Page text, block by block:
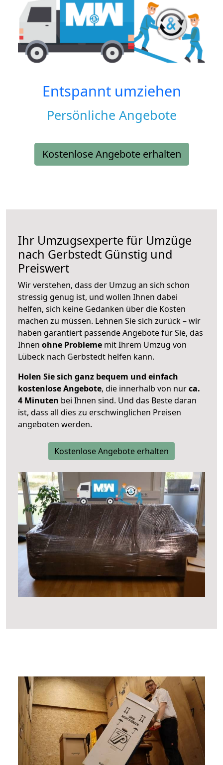
Entspannt umziehen
Persönliche Angebote
Kostenlose Angebote erhalten
Ihr Umzugsexperte für Umzüge
nach Gerbstedt Günstig und
Preiswert
Wir verstehen, dass der Umzug an sich schon
stressig genug ist, und wollen Ihnen dabei
helfen, sich keine Gedanken über die Kosten
machen zu müssen. Lehnen Sie sich zurück – wir
haben garantiert passende Angebote für Sie, das
Ihnen ohne Probleme mit Ihrem Umzug von
Lübeck nach Gerbstedt helfen kann.
Holen Sie sich ganz bequem und einfach
kostenlose Angebote, die innerhalb von nurca.
4 Minuten bei Ihnen sind. Und das Beste daran
ist, dass all dies zu erschwinglichen Preisen
angeboten werden.
Kostenlose Angebote erhalten